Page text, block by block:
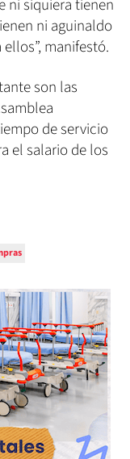
ni siquiera tienen
ni aguinaldo
manifestó.
son las
de servicio
el salario de los